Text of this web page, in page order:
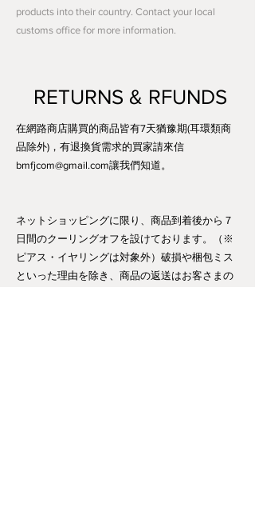
products into their country. Contact your local
customs office for more information.
RETURNS & RFUNDS
在網路商店購買的商品皆有7天猶豫期(耳環類商
品除外)，有退換貨需求的買家請來信
bmfjcom@gmail.com讓我們知道。
ネットショッピングに限り、商品到着後から７
日間のクーリングオフを設けております。（※
ピアス・イヤリングは対象外）破損や梱包ミス
といった理由を除き、商品の返送はお客さまの